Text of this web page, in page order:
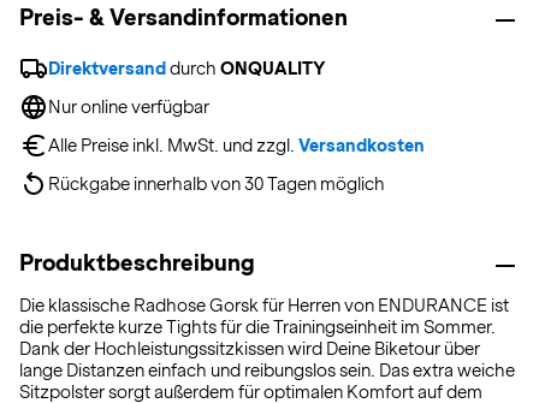
Preis- & Versandinformationen
Direktversand durch ONQUALITY
Nur online verfügbar
Alle Preise inkl. MwSt. und zzgl. Versandkosten
Rückgabe innerhalb von 30 Tagen möglich
Produktbeschreibung
Die klassische Radhose Gorsk für Herren von ENDURANCE ist
die perfekte kurze Tights für die Trainingseinheit im Sommer.
Dank der Hochleistungssitzkissen wird Deine Biketour über
lange Distanzen einfach und reibungslos sein. Das extra weiche
Sitzpolster sorgt außerdem für optimalen Komfort auf dem